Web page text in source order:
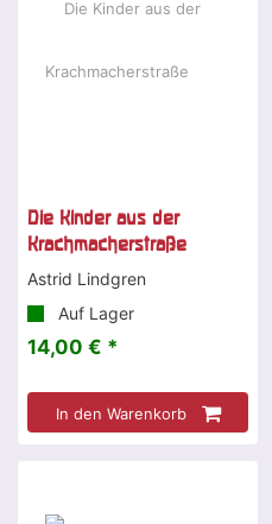
Die Kinder aus der
Krachmacherstraße
Astrid Lindgren
Auf Lager
14,00 € *
In den Warenkorb